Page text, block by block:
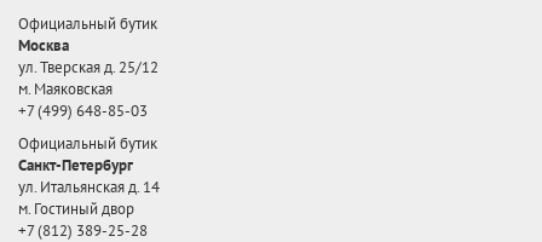
Официальный бутик
Москва
ул. Тверская д. 25/12
м. Маяковская
+7 (499) 648-85-03
Официальный бутик
Санкт-Петербург
ул. Итальянская д. 14
м. Гостиный двор
+7 (812) 389-25-28